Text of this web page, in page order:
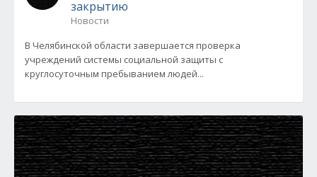
закрытию
Новости
В Челябинской области завершается проверка
учреждений системы социальной защиты с
круглосуточным пребыванием людей...